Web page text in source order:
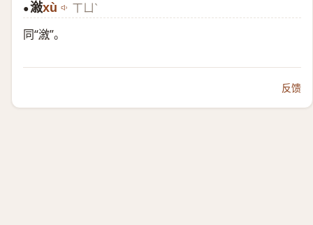
●潊xù ㄒㄩˋ
同“漵”。
反馈